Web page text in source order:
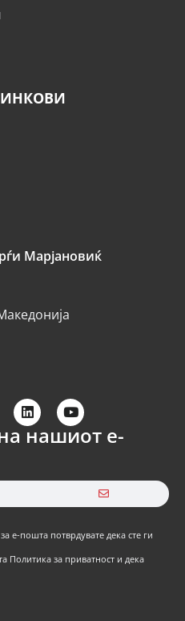
Марјановиќ
нашиот е-
е-пошта потврдувате дека сте ги
Политика за приватност и дека